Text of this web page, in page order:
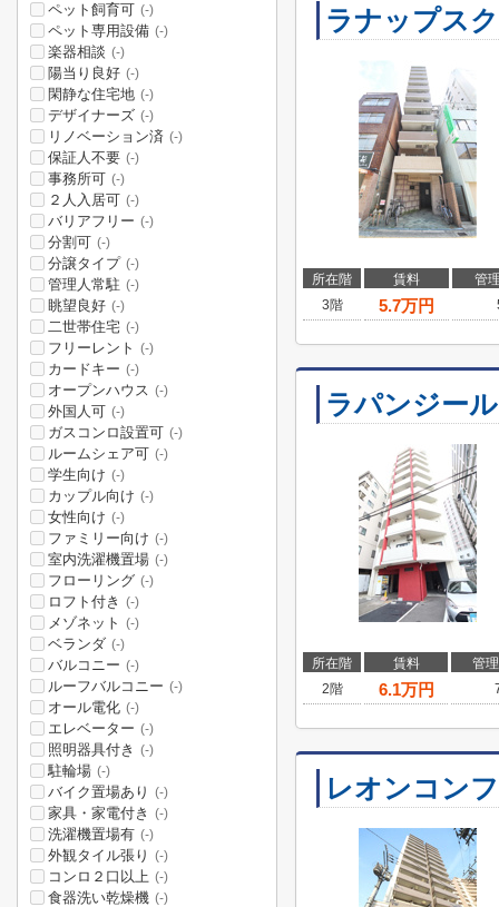
ラナップス
所在階 賃料
管
3階
5.7万円
ラパンジー
所在階 賃料
管
2階
6.1万円
レオンコン
ペット飼育可 (-)
ペット専用設備 (-)
楽器相談 (-)
陽当り良好 (-)
閑静な住宅地 (-)
デザイナーズ (-)
リノベーション済 (-)
保証人不要 (-)
事務所可 (-)
２人入居可 (-)
バリアフリー (-)
分割可 (-)
分譲タイプ (-)
管理人常駐 (-)
眺望良好 (-)
二世帯住宅 (-)
フリーレント (-)
カードキー (-)
オープンハウス (-)
外国人可 (-)
ガスコンロ設置可 (-)
ルームシェア可 (-)
学生向け (-)
カップル向け (-)
女性向け (-)
ファミリー向け (-)
室内洗濯機置場 (-)
フローリング (-)
ロフト付き (-)
メゾネット (-)
ベランダ (-)
バルコニー (-)
ルーフバルコニー (-)
オール電化 (-)
エレベーター (-)
照明器具付き (-)
駐輪場 (-)
バイク置場あり (-)
家具・家電付き (-)
洗濯機置場有 (-)
外観タイル張り (-)
コンロ２口以上 (-)
食器洗い乾燥機 (-)